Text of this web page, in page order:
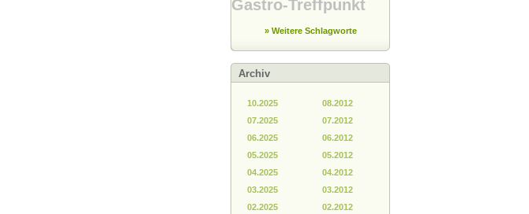
Gastro-Treffpunkt
» Weitere Schlagworte
Archiv
10.2025
07.2025
06.2025
05.2025
04.2025
03.2025
02.2025
08.2012
07.2012
06.2012
05.2012
04.2012
03.2012
02.2012